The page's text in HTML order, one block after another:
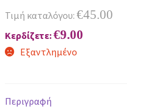
Τιμή καταλόγου: €45.00
Κερδίζετε:€9.00
Εξαντλημένο
Περιγραφή